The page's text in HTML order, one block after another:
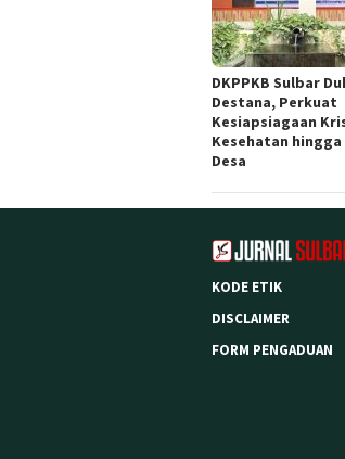
DKPPKB Sulbar
Destana, Perkuat
Kesiapsiagaan
Kesehatan
Desa
KODE ETIK
DISCLAIMER
FORM PENGADUAN